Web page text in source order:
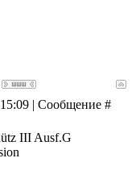
| Сообщение #
III Ausf.G